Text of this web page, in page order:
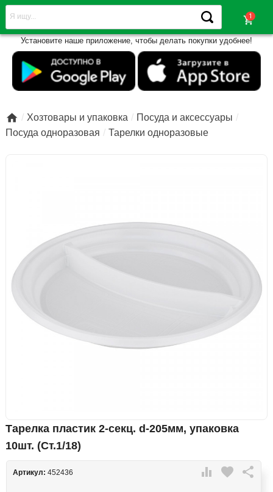
shopping_cart
Установите наше приложение, чтобы делать покупки удобнее!
 Хозтовары и упаковка
Посуда и аксессуары
Посуда одноразовая
Тарелки одноразовые
Тарелка пластик 2-секц. d-205мм, упаковка
10шт. (Ст.1/18)
 favorite 
Артикул: 452436